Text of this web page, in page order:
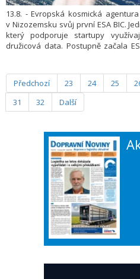
13.8. - Evropská kosmická
v Nizozemsku svůj první ESA BIC.
který podporuje startupy
družicová data. Postupně začala
svou podporu navyšuje z 50 000
tak z hlediska výše podpory do
Předchozí 23 24 25
31
32 Další